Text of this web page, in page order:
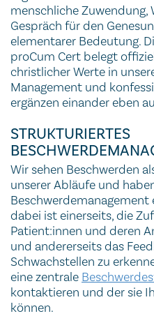
menschliche Zuwendung,
Gespräch für den
elementarer Bedeutung.
proCum Cert belegt
christlicher Werte in
Management und
ergänzen einander eben
STRUKTURIERTES
Wir sehen Beschwerden
unserer Abläufe und
Beschwerdemanagement
dabei ist einerseits, die
Patient:innen und deren
und andererseits das
Schwachstellen zu
eine zentrale
kontaktieren und der sie
können.